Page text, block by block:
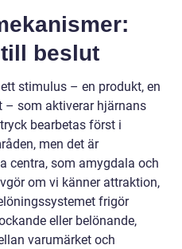
beslut
stimulus – en produkt, en
– som aktiverar hjärnans
bearbetas först i
men det är
centra, som amygdala och
om vi känner attraktion,
frigör
eller belönande,
varumärket och